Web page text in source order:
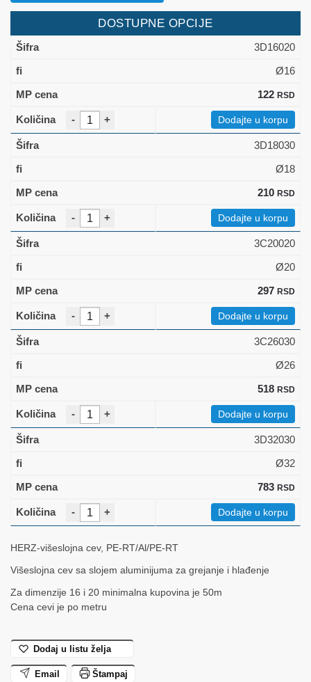
122 rsd
do
HERZ-višeslojna cev, PE-RT/Al/PE-RT
Višeslojna cev sa slojem aluminijuma za grejanje i hlađenje
Za dimenzije 16 i 20 minimalna kupovina je 50m
Cena cevi je po metru
DOSTUPNE OPCIJE
3D16020
Ø16
122 RSD
- + Dodajte u korpu
3D18030
Ø18
210 RSD
- + Dodajte u korpu
3C20020
Ø20
297 RSD
- + Dodajte u korpu
3C26030
Ø26
518 RSD
- + Dodajte u korpu
3D32030
Ø32
783 RSD
- + Dodajte u korpu
Dodaj u listu želja
Email Štampaj